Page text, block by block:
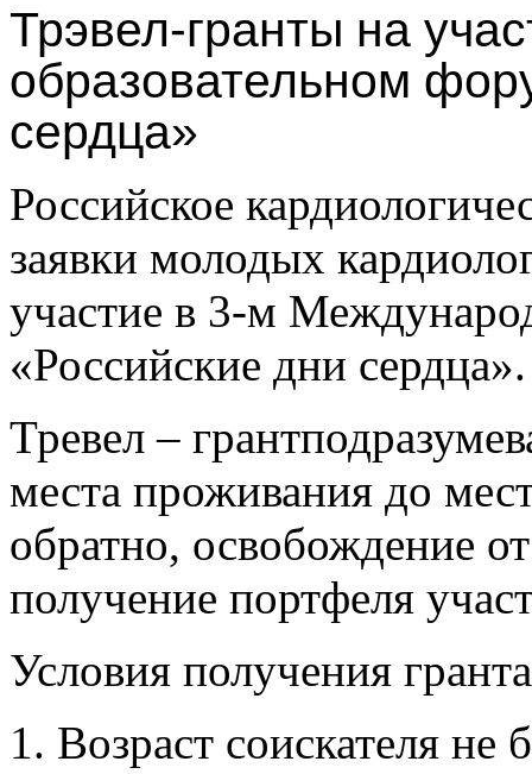
Трэвел-гранты на
образовательном
сердца»
Российское
заявки молодых
участие в 3-м
«Российские дни сердца».
Тревел –
места проживания до
обратно, освобождение
получение портфеля
Условия получения
Возраст соискателя не